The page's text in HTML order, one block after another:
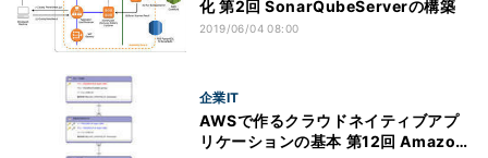
化 第2回 SonarQubeServerの構築
2019/06/04 08:00
企業IT
AWSで作るクラウドネイティブアプ
リケーションの基本 第12回 Amazon